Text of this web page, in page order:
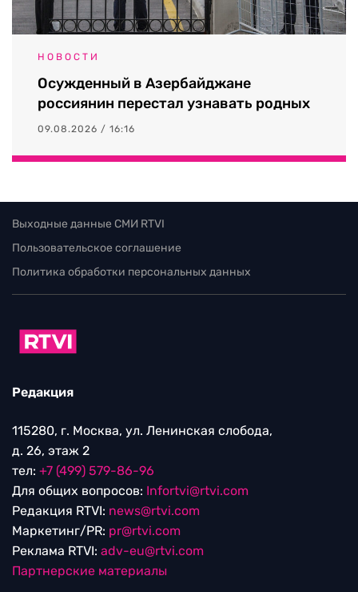
НОВОСТИ
Осужденный в Азербайджане
россиянин перестал узнавать родных
09.08.2026 / 16:16
Выходные данные СМИ RTVI
Пользовательское соглашение
Политика обработки персональных данных
Редакция
115280, г. Москва, ул. Ленинская слобода,
д. 26, этаж 2
тел: +7 (499) 579-86-96
Для общих вопросов: Infortvi@rtvi.com
Редакция RTVI: news@rtvi.com
Маркетинг/PR: pr@rtvi.com
Реклама RTVI: adv-eu@rtvi.com
Партнерские материалы